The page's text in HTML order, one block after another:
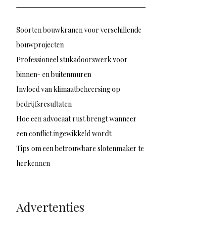
Soorten bouwkranen voor verschillende
bouwprojecten
Professioneel stukadoorswerk voor
binnen- en buitenmuren
Invloed van klimaatbeheersing op
bedrijfsresultaten
Hoe een advocaat rust brengt wanneer
een conflict ingewikkeld wordt
Tips om een betrouwbare slotenmaker te
herkennen
Advertenties